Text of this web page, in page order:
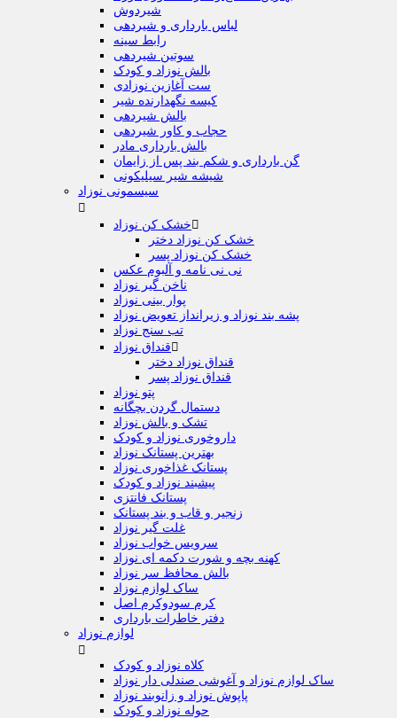
شیردوش
لباس بارداری و شیردهی
رابط سینه
سوتین شیردهی
بالش نوزاد و کودک
ست آغازین نوزادی
کیسه نگهدارنده شیر
بالش شیردهی
حجاب و کاور شیردهی
بالش بارداری مادر
گن بارداری و شکم بند پس از زایمان
شیشه شیر سیلیکونی
سیسمونی نوزاد

خشک کن نوزاد
خشک کن نوزاد دختر
خشک کن نوزاد پسر
نی نی نامه و آلبوم عکس
ناخن گیر نوزاد
پوار بینی نوزاد
پشه بند نوزاد و زیرانداز تعویض نوزاد
تب سنج نوزاد
قنداق نوزاد
قنداق نوزاد دختر
قنداق نوزاد پسر
پتو نوزاد
دستمال گردن بچگانه
تشک و بالش نوزاد
داروخوری نوزاد و کودک
بهترین پستانک نوزاد
پستانک غذاخوری نوزاد
پیشبند نوزاد و کودک
پستانک فانتزی
زنجیر و قاب و بند پستانک
غلت گیر نوزاد
سرویس خواب نوزاد
کهنه بچه و شورت دکمه ای نوزاد
بالش محافظ سر نوزاد
ساک لوازم نوزاد
کرم سودوکرم اصل
دفتر خاطرات بارداری
لوازم نوزاد

کلاه نوزاد و کودک
ساک لوازم نوزاد و آغوشی صندلی دار نوزاد
پاپوش نوزاد و زانوبند نوزاد
حوله نوزاد و کودک